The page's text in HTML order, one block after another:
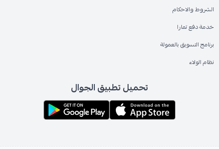
الشروط والاحكام
خدمة دفع تمارا
برنامج التسويق بالعمولة
نظام الولاء
تحميل تطبيق الجوال